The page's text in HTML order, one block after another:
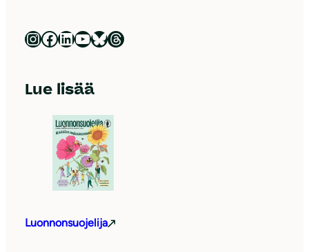
Luonnonsuojeluliitto Instagramissa Luonnonsuojeluliitto Facebookissa Luonnonsuojeluliitto LinkedInissä Luonnonsuojeluliiton YouTube-kanava Luonnonsuojeluliitto Blueskyssa Luonnonsuojeluliitto Threadsissa
Lue lisää
Luonnonsuojelija